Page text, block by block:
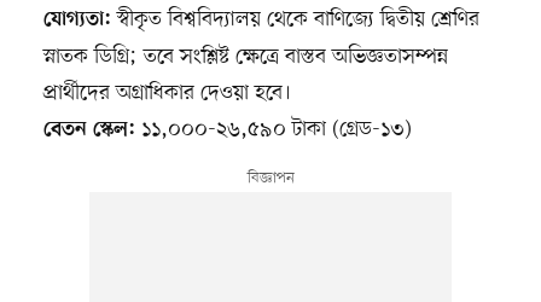
যোগ্যতা: স্বীকৃত বিশ্ববিদ্যালয় থেকে বাণিজ্যে দ্বিতীয় শ্রেণির
স্নাতক ডিগ্রি; তবে সংশ্লিষ্ট ক্ষেত্রে বাস্তব অভিজ্ঞতাসম্পন্ন
প্রার্থীদের অগ্রাধিকার দেওয়া হবে।
বেতন স্কেল: ১১,০০০-২৬,৫৯০ টাকা (গ্রেড-১৩)